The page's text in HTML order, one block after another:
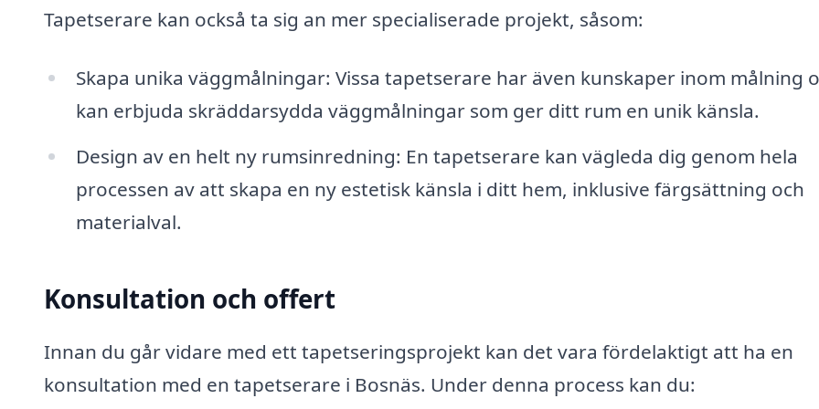
Tapetserare kan också ta sig an mer specialiserade projekt, såsom:
Skapa unika väggmålningar: Vissa tapetserare har även kunskaper inom målning
kan erbjuda skräddarsydda väggmålningar som ger ditt rum en unik känsla.
Design av en helt ny rumsinredning: En tapetserare kan vägleda dig genom hela
processen av att skapa en ny estetisk känsla i ditt hem, inklusive färgsättning och
materialval.
Konsultation och offert
Innan du går vidare med ett tapetseringsprojekt kan det vara fördelaktigt att ha en
konsultation med en tapetserare i Bosnäs. Under denna process kan du: